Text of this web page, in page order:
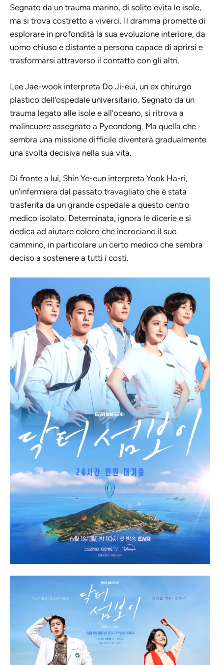
Segnato da un trauma marino, di solito evita le isole,
ma si trova costretto a viverci. Il dramma promette di
esplorare in profondità la sua evoluzione interiore, da
uomo chiuso e distante a persona capace di aprirsi e
trasformarsi attraverso il contatto con gli altri.
Lee Jae-wook interpreta Do Ji-eui, un ex chirurgo
plastico dell'ospedale universitario. Segnato da un
trauma legato alle isole e all'oceano, si ritrova a
malincuore assegnato a Pyeondong. Ma quella che
sembra una missione difficile diventerà gradualmente
una svolta decisiva nella sua vita.
Di fronte a lui, Shin Ye-eun interpreta Yook Ha-ri,
un'infermiera dal passato travagliato che è stata
trasferita da un grande ospedale a questo centro
medico isolato. Determinata, ignora le dicerie e si
dedica ad aiutare coloro che incrociano il suo
cammino, in particolare un certo medico che sembra
deciso a sostenere a tutti i costi.